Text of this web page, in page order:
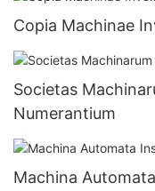
Copia Machinae
Societas
Numerantium
Machina